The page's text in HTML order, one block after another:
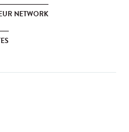
NETWORK